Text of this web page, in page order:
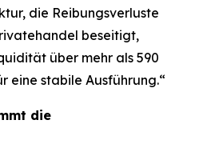
die Reibungsverluste
beseitigt,
über mehr als 590
eine stabile Ausführung.“
die